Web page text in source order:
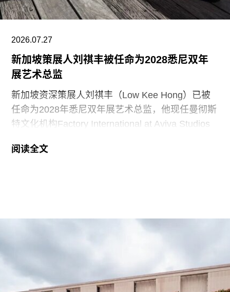
1952年共同完成。艾诺于1949年去世后，阿尔瓦
与艾丽莎结婚。两人还共同建造了位于派延奈湖
（Lake
2026.07.27
新加坡策展人刘祺丰被任命为2028悉尼双年
展艺术总监
新加坡资深策展人刘祺丰（Low Kee Hong）已被
任命为2028年悉尼双年展艺术总监，他现任曼彻斯
特文化机构Factory International at Aviva Studios
Qasimi）因被认为偏袒支持巴勒斯坦的参展艺术家
而受到批评。对此，悉尼双年展否认了有关歧视或
作为2028年悉尼双年展艺术总监，刘祺丰表示，他
计划在展览筹备阶段与澳大利亚原住民社群展开交
阅读全文